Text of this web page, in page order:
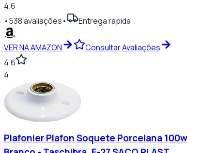
4.6
•538avaliações• Entrega rápida
VER NA AMAZON
Consultar Avaliações
4.6
4
Plafonier Plafon Soquete Porcelana 100w